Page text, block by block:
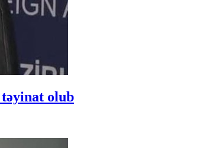
təyinat olub